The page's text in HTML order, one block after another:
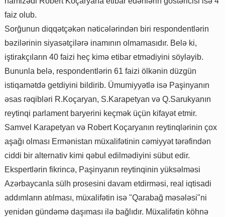
faiz olub.
Sorğunun diqqətçəkən nəticələrindən biri respondentlərin
bəzilərinin siyasətçilərə inamının olmamasıdır. Belə ki,
iştirakçıların 40 faizi heç kimə etibar etmədiyini söyləyib.
Bununla belə, respondentlərin 61 faizi ölkənin düzgün
istiqamətdə getdiyini bildirib. Ümumiyyətlə isə Paşinyanın
əsas rəqibləri R.Koçaryan, S.Karapetyan və Q.Sarukyanın
reytinqi parlament baryerini keçmək üçün kifayət etmir.
Samvel Karapetyan və Robert Koçaryanın reytinqlərinin çox
aşağı olması Ermənistan müxalifətinin cəmiyyət tərəfindən
ciddi bir alternativ kimi qəbul edilmədiyini sübut edir.
Ekspertlərin fikrincə, Paşinyanın reytinqinin yüksəlməsi
Azərbaycanla sülh prosesini davam etdirməsi, real iqtisadi
addımların atılması, müxalifətin isə "Qarabağ məsələsi"ni
yenidən gündəmə daşıması ilə bağlıdır. Müxalifətin köhnə